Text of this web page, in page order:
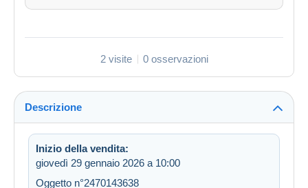
2 visite 0 osservazioni
Descrizione
Inizio della vendita:
giovedì 29 gennaio 2026 a 10:00
Oggetto n°2470143638